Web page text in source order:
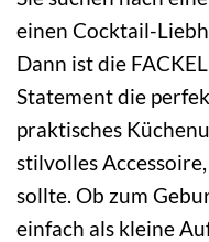
einen Cocktail-
Dann ist die
Statement die
praktisches
stilvolles
sollte. Ob zum
einfach als kleine